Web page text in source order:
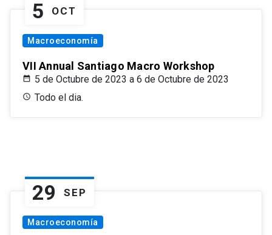
5 OCT
Macroeconomía
VII Annual Santiago Macro Workshop
5 de Octubre de 2023 a 6 de Octubre de 2023
Todo el dia.
29 SEP
Macroeconomía